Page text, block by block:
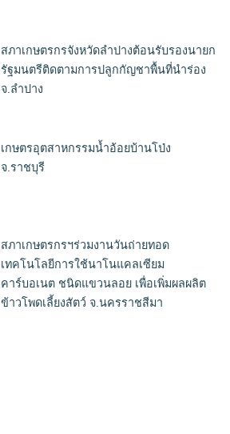
สภาเกษตรกรจังหวัดลำปางต้อนรับรองนายก
รัฐมนตรีติดตามการปลูกกัญชาพื้นที่นำร่อง
จ.ลำปาง
เกษตรอุตสาหกรรมน้ำอ้อยบ้านโป่ง
จ.ราชบุรี
สภาเกษตรกรฯร่วมงานวันถ่ายทอด
เทคโนโลยีการใช้นาโนแคลเซียม
คาร์บอเนต ชนิดแขวนลอย เพื่อเพิ่มผลผลิต
ข้าวโพดเลี้ยงสัตว์ จ.นครราชสีมา